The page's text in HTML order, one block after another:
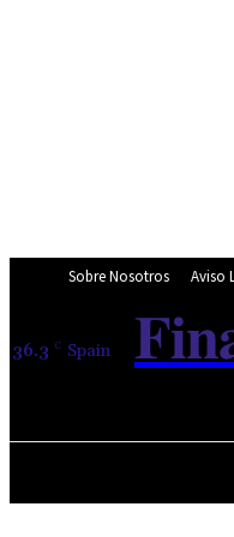
Sobre Nosotros Aviso
36.3 C Spain